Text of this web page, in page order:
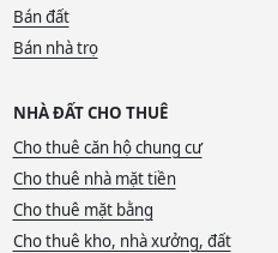
Bán đất
Bán nhà trọ
NHÀ ĐẤT CHO THUÊ
Cho thuê căn hộ chung cư
Cho thuê nhà mặt tiền
Cho thuê mặt bằng
Cho thuê kho, nhà xưởng, đất